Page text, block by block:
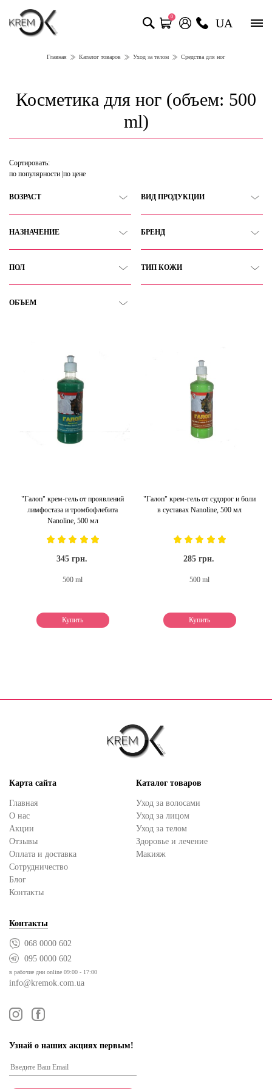
0 UA
Главная Каталог товаров Уход за телом Средства для ног
Косметика для ног (объем: 500
ml)
Сортировать:
по популярности по цене
ВОЗРАСТ ВИД ПРОДУКЦИИ
НАЗНАЧЕНИЕ БРЕНД
ПОЛ ТИП КОЖИ
ОБЪЕМ
"Галоп" крем-гель от проявлений
лимфостаза и тромбофлебита
Nanoline, 500 мл
345 грн.
500 ml
Купить
"Галоп" крем-гель от судорог и боли
в суставах Nanoline, 500 мл
285 грн.
500 ml
Купить
Карта сайта
Главная
О нас
Акции
Отзывы
Оплата и доставка
Сотрудничество
Блог
Контакты
Каталог товаров
Уход за волосами
Уход за лицом
Уход за телом
Здоровье и лечение
Макияж
Контакты
068 0000 602
095 0000 602
в рабочие дни online 09:00 - 17:00
info@kremok.com.ua
Узнай о наших акциях первым!